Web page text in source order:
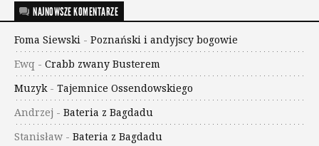
NAJNOWSZE KOMENTARZE
Foma Siewski - Poznański i andyjscy bogowie
Ewq - Crabb zwany Busterem
Muzyk- Tajemnice Ossendowskiego
Andrzej - Bateria z Bagdadu
Stanisław - Bateria z Bagdadu